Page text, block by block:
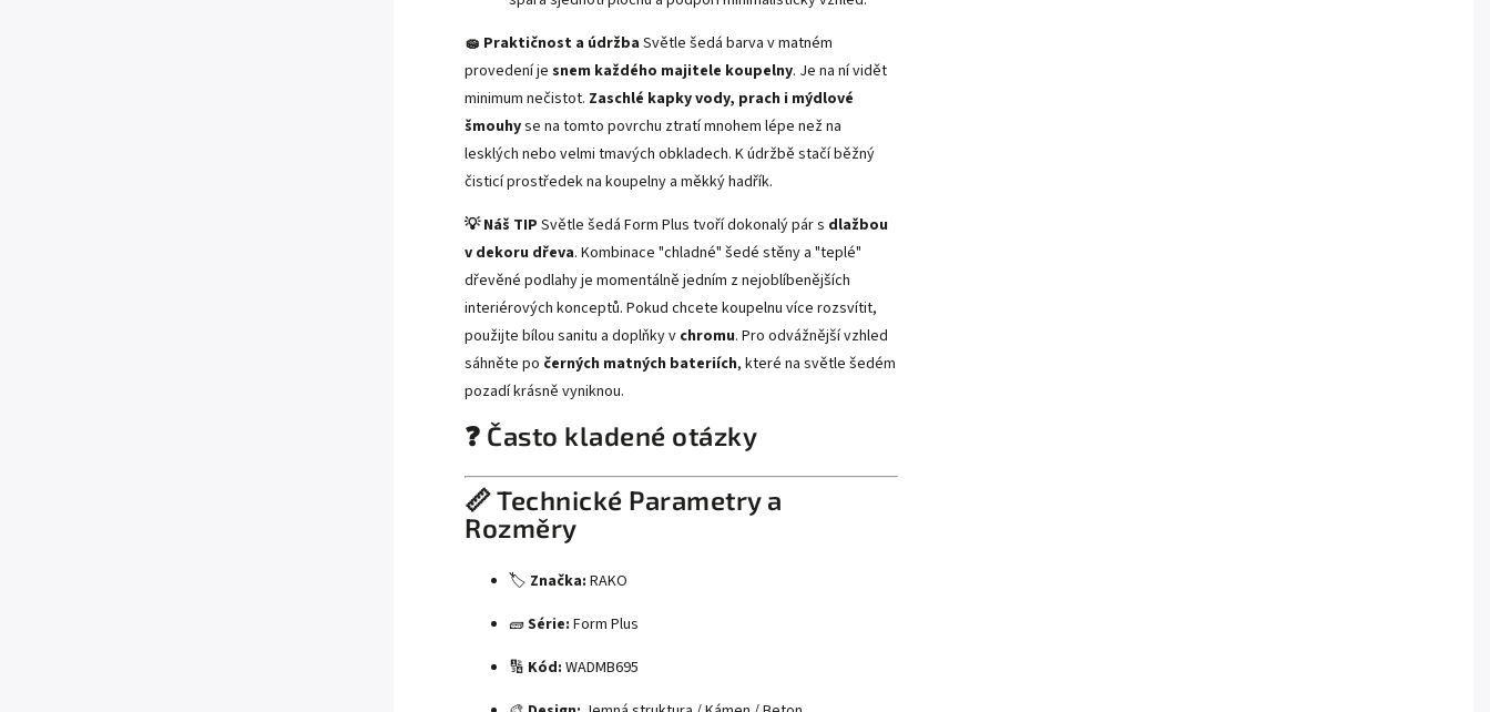
🧽 Praktičnost a údržba Světle šedá barva v matném
provedení je snem každého majitele koupelny. Je na ní vidět
minimum nečistot. Zaschlé kapky vody, prach i mýdlové
šmouhyse na tomto povrchu ztratí mnohem lépe než na
lesklých nebo velmi tmavých obkladech. K údržbě stačí běžný
čisticí prostředek na koupelny a měkký hadřík.
💡 Náš TIP Světle šedá Form Plus tvoří dokonalý pár s dlažbou
v dekoru dřeva. Kombinace "chladné" šedé stěny a "teplé"
dřevěné podlahy je momentálně jedním z nejoblíbenějších
interiérových konceptů. Pokud chcete koupelnu více rozsvítit,
použijte bílou sanitu a doplňky v chromu. Pro odvážnější vzhled
sáhněte po černých matných bateriích, které na světle šedém
pozadí krásně vyniknou.
❓ Často kladené otázky
📏 Technické Parametry a
Rozměry
🏷️ Značka: RAKO
🧱Série: Form Plus
🔢 Kód: WADMB695